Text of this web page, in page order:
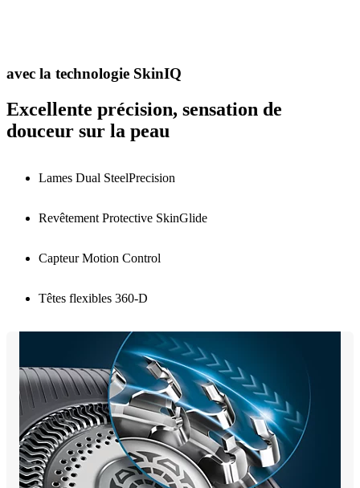
avec la technologie SkinIQ
Excellente précision, sensation de
douceur sur la peau
Lames Dual SteelPrecision
Revêtement Protective SkinGlide
Capteur Motion Control
Têtes flexibles 360-D